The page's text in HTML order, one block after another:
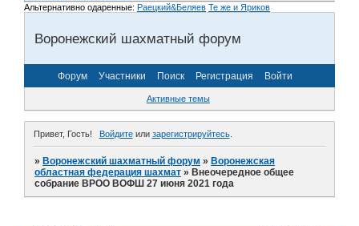
Альтернативно одаренные: Раецкий&Беляев Те же и Яриков
Воронежский шахматный форум
Форум Участники Поиск Регистрация Войти
Активные темы
Привет, Гость! Войдитеили зарегистрируйтесь.
»Воронежский шахматный форум »Воронежская
областная федерация шахмат »Внеочередное общее
собрание ВРОО ВОФШ 27 июня 2021 года